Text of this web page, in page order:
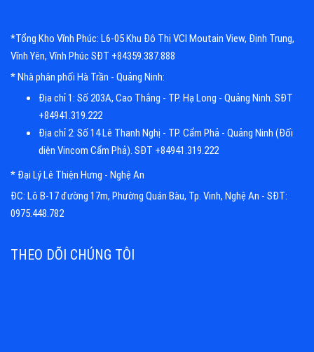
*Tổng Kho Vĩnh Phúc: L6-05 Khu Đô Thị VCI Moutain View, Định Trung,
Vĩnh Yên, Vĩnh Phúc SĐT +84359.387.888
* Nhà phân phối Hà Trần - Quảng Ninh:
Địa chỉ 1: Số 203A, Cao Thắng - TP. Hạ Long - Quảng Ninh. SĐT
+84941.319.222
Địa chỉ 2: Số 14 Lê Thanh Nghị - TP. Cẩm Phả - Quảng Ninh (Đối
diện Vincom Cẩm Phả). SĐT +84941.319.222
* Đại Lý Lê Thiện Hưng - Nghệ An
ĐC: Lô B-17 đường 17m, Phường Quán Bàu, Tp. Vinh, Nghệ An - SĐT:
0975.448.782
THEO DÕI CHÚNG TÔI